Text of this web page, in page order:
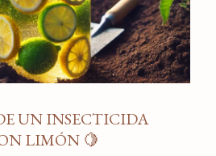
UN INSECTICIDA
LIMÓN 🍋